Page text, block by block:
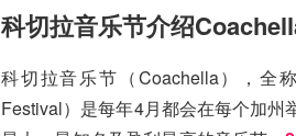
科切拉音乐节介绍
科切拉音乐节（Coachella），全
Festival）是每年4月都会在每个加